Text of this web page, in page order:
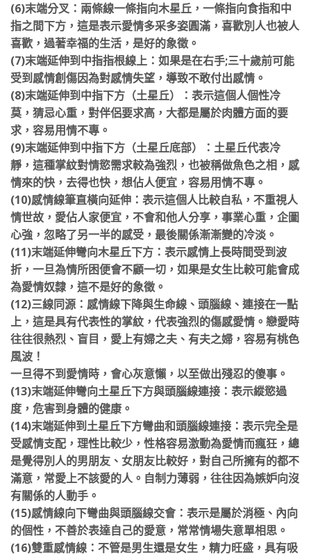
(6)末端分叉：兩條線一條指向木星丘，一條指向食指和中
指之間下方，這是表示愛情多采多姿圓滿，喜歡別人也被人
喜歡，過著幸福的生活，是好的象徵。
(7)末端延伸到中指指根線上：如果是在右手;三十歲前可能
受到感情創傷因為對感情失望，導致不敢付出感情。
(8)末端延伸到中指下方（土星丘）：表示這個人個性冷
莫，猜忌心重，對伴侶要求高，大都是屬於肉體方面的要
求，容易用情不專。
(9)末端延伸到中指下方（土星丘底部）：土星丘代表冷
靜，這種掌紋對情慾需求較為強烈，也被稱做魚色之相，感
情來的快，去得也快，想佔人便宜，容易用情不專。
(10)感情線筆直橫向延伸：表示這個人比較自私，不重視人
情世故，愛佔人家便宜，不會和他人分享，事業心重，企圖
心強，忽略了另一半的感受，最後關係漸漸變的冷淡。
(11)末端延伸彎向木星丘下方：表示感情上長時間受到波
折，一旦為情所困便會不顧一切，如果是女生比較可能會成
為愛情奴隸，這不是好的象徵。
(12)三線同源：感情線下降與生命線、頭腦線、連接在一點
上，這是具有代表性的掌紋，代表強烈的傷感愛情。戀愛時
往往很熱烈、盲目，愛上有婦之夫、有夫之婦，容易有桃色
風波！
一旦得不到愛情時，會心灰意懶，以至做出殘忍的傻事。
(13)末端延伸彎向土星丘下方與頭腦線連接：表示縱慾過
度，危害到身體的健康。
(14)末端延伸到土星丘下方彎曲和頭腦線連接：表示完全是
受感情支配，理性比較少，性格容易激動為愛情而瘋狂，總
是覺得別人的男朋友、女朋友比較好，對自己所擁有的都不
滿意， 常愛上不該愛的人。自制力薄弱，往往因為嫉妒向沒
有關係的人動手。
(15)感情線向下彎曲與頭腦線交會：表示是屬於消極、內向
的個性，不善於表達自己的愛意，常常情場失意單相思。
(16)雙重感情線：不管是男生還是女生，精力旺盛，具有吸